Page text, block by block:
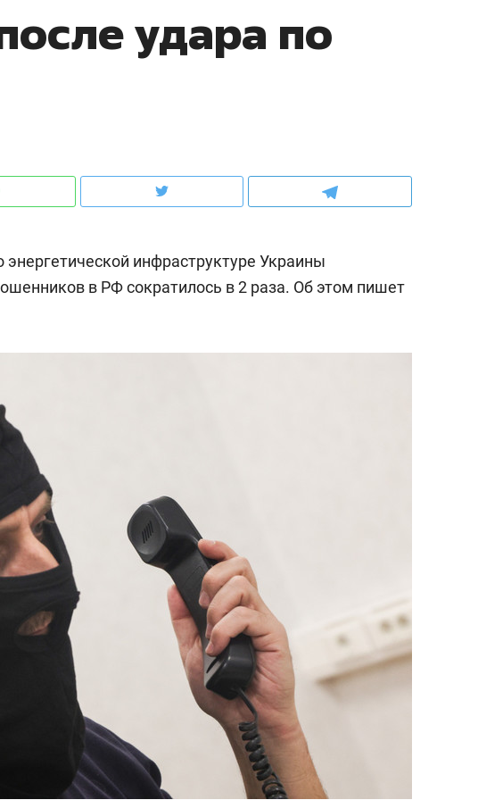
удара по
энергетической инфраструктуре Украины
в РФ сократилось в 2 раза. Об этом пишет
клиентах и чудных запросах мастеров
Психотерапевт «Фороса»:
Дизайнер-прораб